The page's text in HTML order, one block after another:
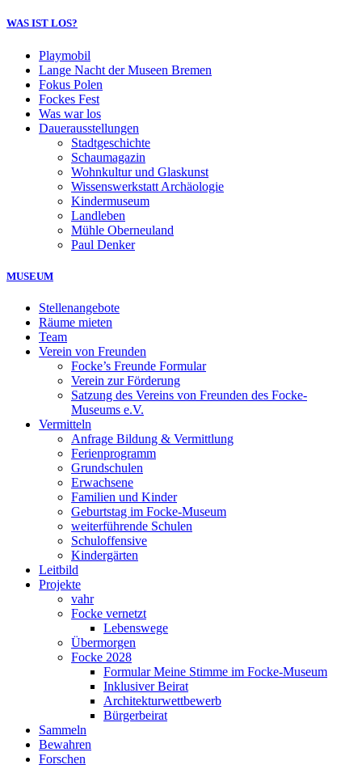
WAS IST LOS?
Playmobil
Lange Nacht der Museen Bremen
Fokus Polen
Fockes Fest
Was war los
Dauerausstellungen
Stadtgeschichte
Schaumagazin
Wohnkultur und Glaskunst
Wissenswerkstatt Archäologie
Kindermuseum
Landleben
Mühle Oberneuland
Paul Denker
MUSEUM
Stellenangebote
Räume mieten
Team
Verein von Freunden
Focke’s Freunde Formular
Verein zur Förderung
Satzung des Vereins von Freunden des Focke-
Museums e.V.
Vermitteln
Anfrage Bildung & Vermittlung
Ferienprogramm
Grundschulen
Erwachsene
Familien und Kinder
Geburtstag im Focke-Museum
weiterführende Schulen
Schuloffensive
Kindergärten
Leitbild
Projekte
vahr
Focke vernetzt
Lebenswege
Übermorgen
Focke 2028
Formular Meine Stimme im Focke-Museum
Inklusiver Beirat
Architekturwettbewerb
Bürgerbeirat
Sammeln
Bewahren
Forschen